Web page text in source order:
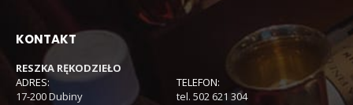
KONTAKT
RESZKA RĘKODZIEŁO
ADRES:
17-200 Dubiny
TELEFON:
tel. 502 621 304